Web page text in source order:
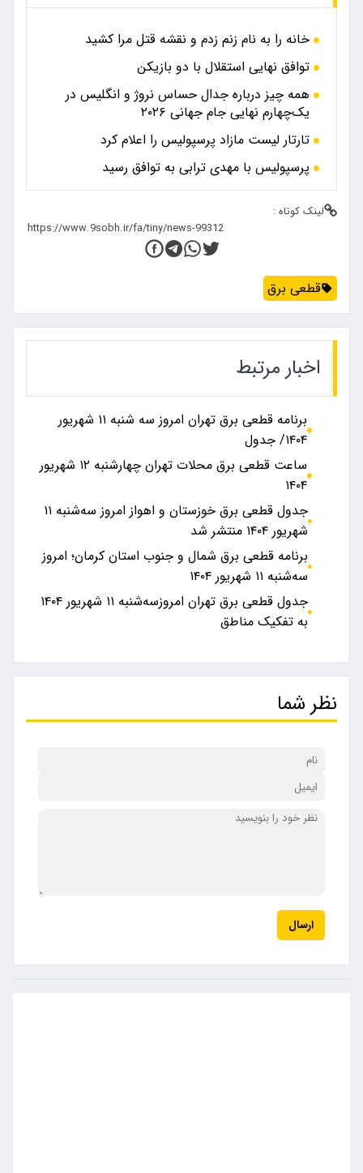
خانه را به نام زنم زدم و نقشه قتل مرا کشید
توافق نهایی استقلال با دو بازیکن
همه چیز درباره جدال حساس نروژ و انگلیس در
یک‌چهارم نهایی جام جهانی ۲۰۲۶
تارتار لیست مازاد پرسپولیس را اعلام کرد
پرسپولیس با مهدی ترابی به توافق رسید
لینک کوتاه :
قطعی برق
اخبار مرتبط
برنامه قطعی برق تهران امروز سه شنبه ۱۱ شهریور
۱۴۰۴/ جدول
ساعت قطعی برق محلات تهران چهارشنبه ۱۲ شهریور
۱۴۰۴
جدول قطعی برق خوزستان و اهواز امروز سه‌شنبه ۱۱
شهریور ۱۴۰۴ منتشر شد
برنامه قطعی برق شمال و جنوب استان کرمان؛ امروز
سه‌شنبه ۱۱ شهریور ۱۴۰۴
جدول قطعی برق تهران امروزسه‌شنبه ۱۱ شهریور ۱۴۰۴
به تفکیک مناطق
نظر شما
ارسال